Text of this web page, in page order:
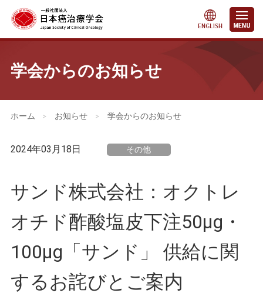
学会からのお知らせ
会員・医療関係の皆さまへ
> お知らせ > 学会からのお知らせ
2024年03月18日 その他
サンド株式会社：オクトレ
オチド酢酸塩皮下注50μg・
100μg「サンド」 供給に関
するお詫びとご案内